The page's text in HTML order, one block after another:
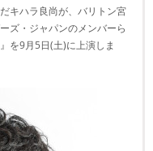
キハラ良尚が、バリトン宮
ズ・ジャパンのメンバーら
を9月5日(土)に上演しま